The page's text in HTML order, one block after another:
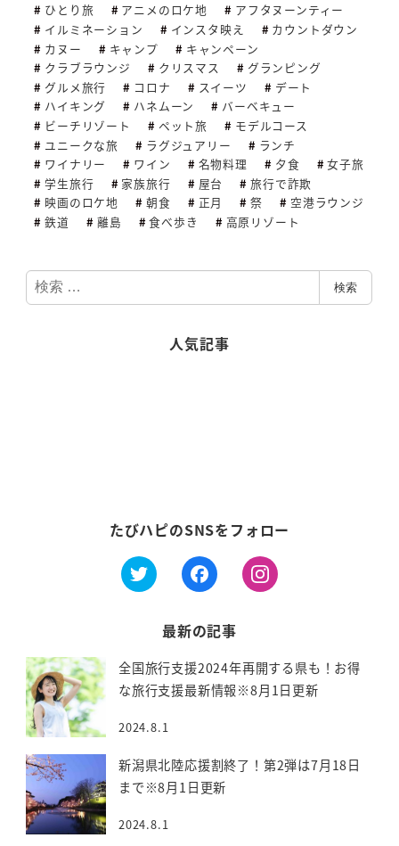
ひとり旅
アニメのロケ地
アフタヌーンティー
イルミネーション
インスタ映え
カウントダウン
カヌー
キャンプ
キャンペーン
クラブラウンジ
クリスマス
グランピング
グルメ旅行
コロナ スイーツ
デート
ハイキング
ハネムーン
バーベキュー
ビーチリゾート
ペット旅
モデルコース
ユニークな旅
ラグジュアリー
ランチ
ワイナリー
ワイン 名物料理 夕食
女子旅
学生旅行
家族旅行 屋台
旅行で詐欺
映画のロケ地
朝食 正月 祭
空港ラウンジ
鉄道
離島 食べ歩き 高原リゾート
検
索
検索
人気記事
たびハピのSNSをフォロー
最新の記事
全国旅行支援2024年再開する県も！お得
な旅行支援最新情報※8月1日更新
2024.8.1
新潟県北陸応援割終了！第2弾は7月18日
まで※8月1日更新
2024.8.1